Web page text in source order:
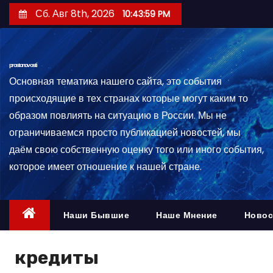
е
й
ж
Сб. Авг 8th, 2026 10:44:00 PM
prostonovosti
Основная тематика нашего сайта, это события
происходящие в тех странах которые могут каким то
образом повлиять на ситуацию в России. Мы не
ограничиваемся просто публикацией новостей, мы
даём свою собственную оценку того или иного события,
которое имеет отношение к нашей стране.
Наши Бывшие Наше Мнение
кредиты